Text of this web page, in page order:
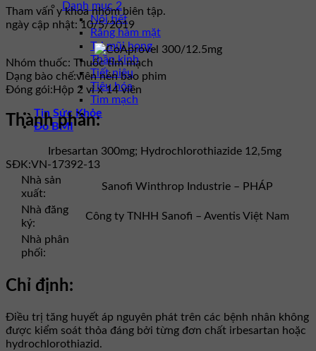
Danh mục 2
Nội tiết
Răng hàm mặt
Tai mũi họng
Thần kinh
Tiết niệu
Tiêu hóa
Tim mạch
Tin Sức Khỏe
Đo BMI
Tham vấn y khoa nhóm biên tập.
ngày cập nhật: 10/5/2019
Nhóm thuốc: Thuốc tim mạch
Dạng bào chế:viên nén bao phim
Đóng gói: Hộp 2 vỉ x 14 viên
Thành phần:
Irbesartan 300mg; Hydrochlorothiazide 12,5mg
SĐK:VN-17392-13
Nhà sản
xuất:
Sanofi Winthrop Industrie – PHÁP
Nhà đăng
ký:
Công ty TNHH Sanofi – Aventis Việt Nam
Nhà phân
phối:
Chỉ định:
Điều trị tăng huyết áp nguyên phát trên các bệnh nhân không
được kiểm soát thỏa đáng bởi từng đơn chất irbesartan hoặc
hydrochlorothiazid.